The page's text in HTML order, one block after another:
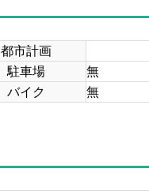
都市計画
駐車場
無
バイク 無